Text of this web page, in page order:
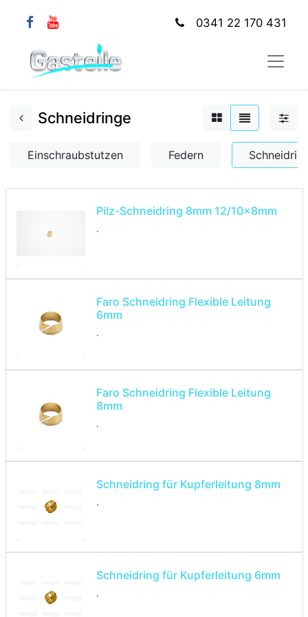
0341 22 170 431
Schneidringe
Einschraubstutzen Federn
Pilz-Schneidring 8mm 12/10x8mm
.
Faro Schneidring Flexible Leitung
6mm
.
Faro Schneidring Flexible Leitung
8mm
.
Schneidring für Kupferleitung 8mm
.
Schneidring für Kupferleitung 6mm
.